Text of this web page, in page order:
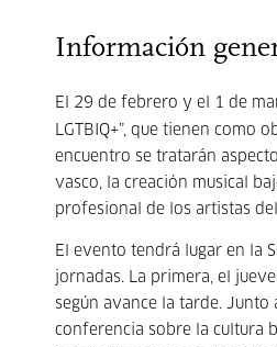
Información
El 29 de febrero y el 1 de
LGTBIQ+”, que tienen como
encuentro se tratarán
vasco, la creación musical
profesional de los artistas
El evento tendrá lugar en la
jornadas. La primera, el
según avance la tarde.
conferencia sobre la cultura